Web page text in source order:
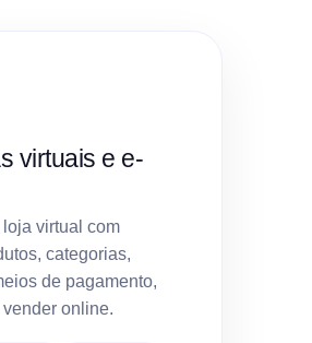
virtuais e e-
virtual com
categorias,
de pagamento,
online.